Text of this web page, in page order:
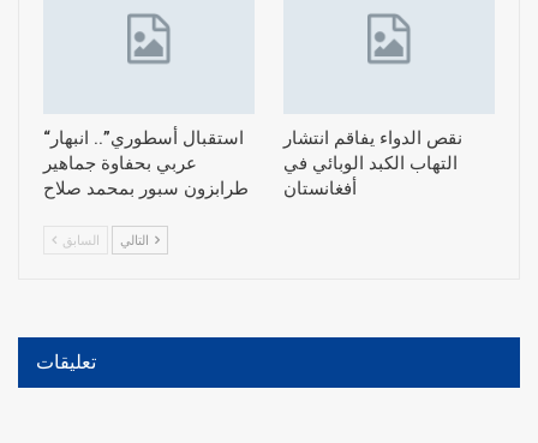
“استقبال أسطوري”.. انبهار
عربي بحفاوة جماهير
طرابزون سبور بمحمد صلاح
نقص الدواء يفاقم انتشار
التهاب الكبد الوبائي في
أفغانستان
السابق
تعليقات